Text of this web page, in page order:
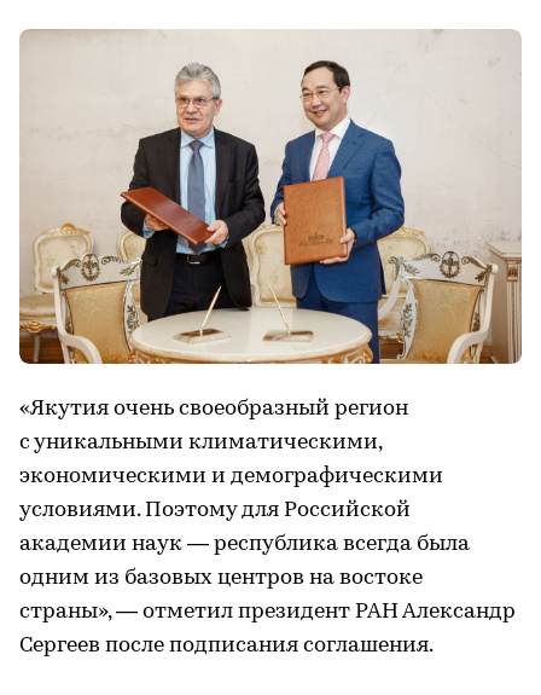
«Якутия очень своеобразный регион
с уникальными климатическими,
экономическими и демографическими
условиями. Поэтому для Российской
академии наук — республика всегда была
одним из базовых центров на востоке
страны», — отметил президент РАН Александр
Сергеев после подписания соглашения.